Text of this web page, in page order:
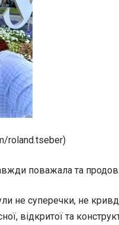
roland.tseber)
поважала та
суперечки, не
відкритої та